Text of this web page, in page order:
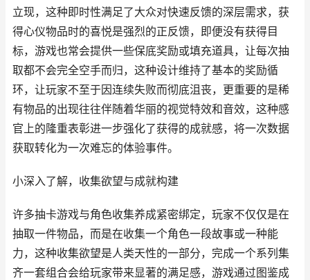
立现，这种即时性满足了大众对快速反馈的深层需求，获
得心仪物品时的喜悦是强烈的正反馈，即便没有获得目
标，游戏也常会提供一些保底奖励或填充道具，让每次抽
取都不会完全空手而归，这种设计维持了基本的奖励循
环，让玩家不至于因连续失败而彻底沮丧，更重要的是稀
有物品的出现往往伴随着华丽的视觉特效和音效，这种感
官上的隆重表彰进一步强化了获得的成就感，将一次数据
获取转化为一次难忘的体验事件。
小深入了解，收集欲望与成就构建
许多抽卡游戏与角色收集养成紧密绑定，玩家不仅仅是在
抽取一件物品，而是在收集一个角色一段故事或一种能
力，这种收集欲望是人类天性的一部分，完成一个系列集
齐一套组合会给玩家带来显著的满足感，游戏通过图鉴成